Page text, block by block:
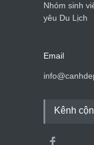
Nhóm sinh
yêu Du Lịch
Email
Kênh